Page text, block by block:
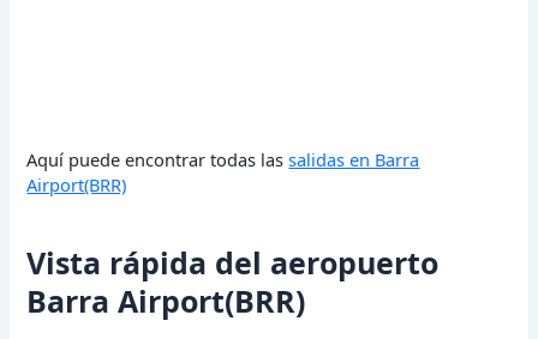
Aquí puede encontrar todas lassalidas en Barra
Airport(BRR)
Vista rápida del aeropuerto
Barra Airport(BRR)